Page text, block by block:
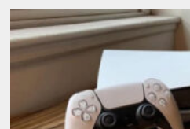
На
Марсе
нашли
рукотворную
постройку?
Ровер
NASA
был